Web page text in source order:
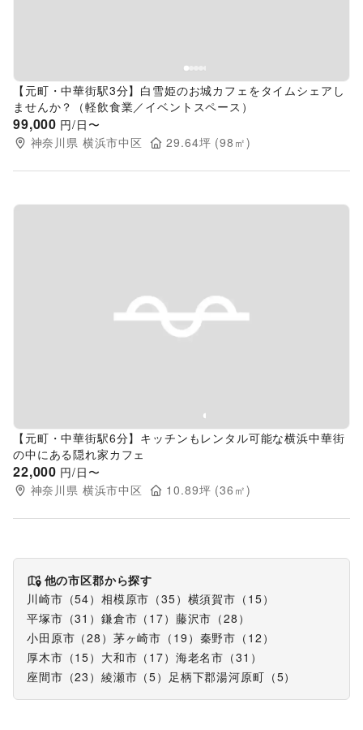
【元町・中華街駅3分】白雪姫のお城カフェをタイムシェアし
ませんか？（軽飲食業／イベントスペース）
99,000 円/日〜
神奈川県 横浜市中区 29.64坪 (98 ㎡)
Previous slide
【元町・中華街駅6分】キッチンもレンタル可能な横浜中華街
の中にある隠れ家カフェ
22,000 円/日〜
神奈川県 横浜市中区 10.89坪 (36 ㎡)
他の市区郡から探す
川崎市 （54） 相模原市 （35） 横須賀市 （ 15）
平塚市 （31 ） 鎌倉市 （ 17） 藤沢市 （28 ）
小田原市 （28 ） 茅ヶ崎市 （ 19 ） 秦野市 （ 12 ）
厚木市 （15） 大和市 （ 17） 海老名市 （31 ）
座間市 （23 ） 綾瀬市 （5） 足柄下郡湯河原町 （5）